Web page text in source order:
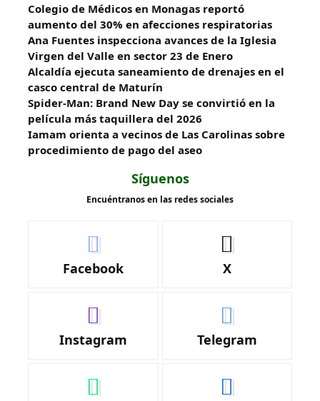
Colegio de Médicos en Monagas reportó
aumento del 30% en afecciones respiratorias
Ana Fuentes inspecciona avances de la Iglesia
Virgen del Valle en sector 23 de Enero
Alcaldía ejecuta saneamiento de drenajes en el
casco central de Maturín
Spider-Man: Brand New Day se convirtió en la
película más taquillera del 2026
Iamam orienta a vecinos de Las Carolinas sobre
procedimiento de pago del aseo
Síguenos
Encuéntranos en las redes sociales
Facebook X
Instagram Telegram